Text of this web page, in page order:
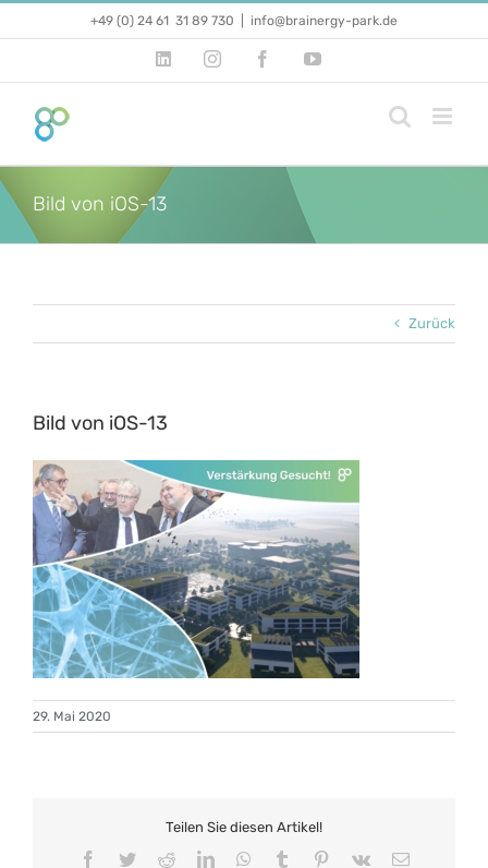
+49 (0) 24 61 31 89 730 info@brainergy-park.de
LinkedInInstagramFacebookYouTube
Bild von iOS-13
Zurück
Bild von iOS-13
29. Mai 2020
Teilen Sie diesen Artikel!
Facebook
TwitterRedditLinkedInWhatsApp
Tumblr Pinterest
Vk
E-